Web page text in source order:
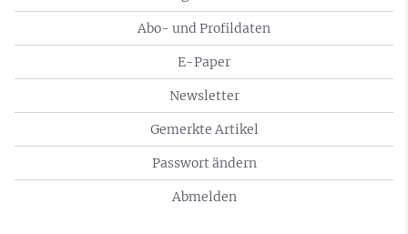
Abo- und Profildaten
E-Paper
Newsletter
Gemerkte Artikel
Passwort ändern
Abmelden